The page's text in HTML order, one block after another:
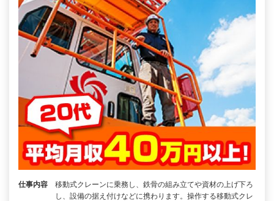
仕事内容
移動式クレーンに乗務し、鉄骨の組み立てや資材の上げ下ろ
し、設備の据え付けなどに携わります。操作する移動式クレ